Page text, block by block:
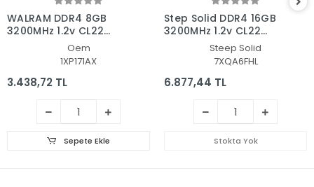
WALRAM DDR4 8GB
3200MHz 1.2v CL22
Notebook Ram
Oem
1XP171AX
3.438,72 TL
Sepete Ekle
Step Solid DDR4 16GB
3200MHz 1.2v CL22
Notebook Ram
Steep Solid
7XQA6FHL
6.877,44 TL
Stokta Yok